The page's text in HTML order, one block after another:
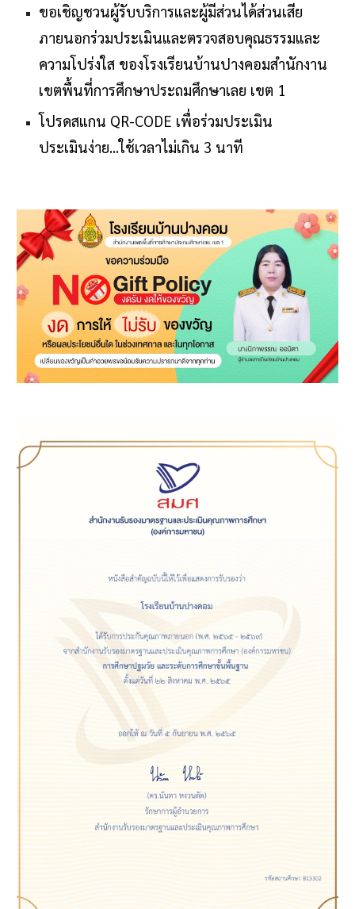
ขอเชิญชวนผู้รับบริการและผู้มีส่วนได้ส่วนเสีย
ภายนอกร่วมประเมินและตรวจสอบคุณธรรมและ
ความโปร่งใส ของโรงเรียนบ้านปางคอมสำนักงาน
เขตพื้นที่การศึกษาประถมศึกษาเลย เขต 1
โปรดสแกน QR-CODE เพื่อร่วมประเมิน
ประเมินง่าย...ใช้เวลาไม่เกิน 3 นาที